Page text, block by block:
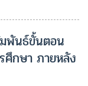
พันธ์ขั้นตอน
ศึกษา ภายหลัง